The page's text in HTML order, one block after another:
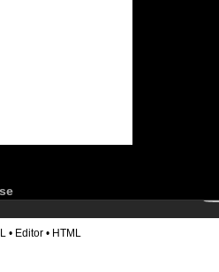
• Editor • HTML